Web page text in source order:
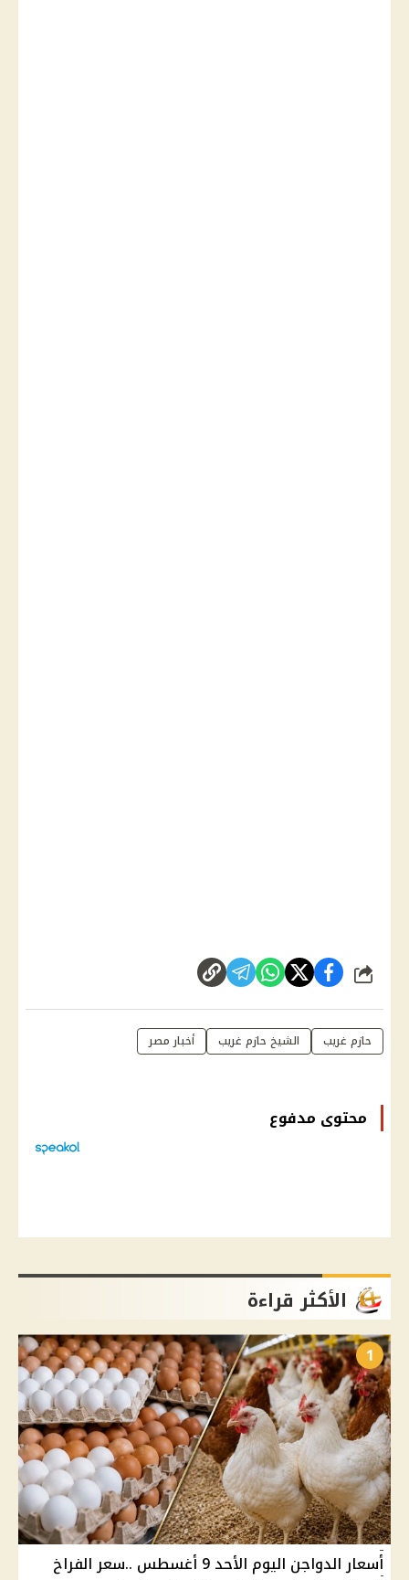
شارك
حازم غريب الشيخ حازم غريب أخبار مصر
محتوى مدفوع
الأكثر قراءة
1
أسعار الدواجن اليوم الأحد 9 أغسطس ..سعر الفراخ